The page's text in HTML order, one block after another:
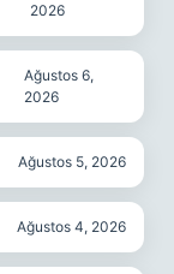
2026
Ağustos 6,
2026
Ağustos 5, 2026
Ağustos 4, 2026